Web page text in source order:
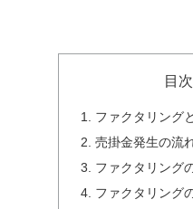
目次
ファクタリング
売掛金発生の流
ファクタリング
ファクタリング